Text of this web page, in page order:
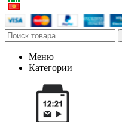
Меню
Категории